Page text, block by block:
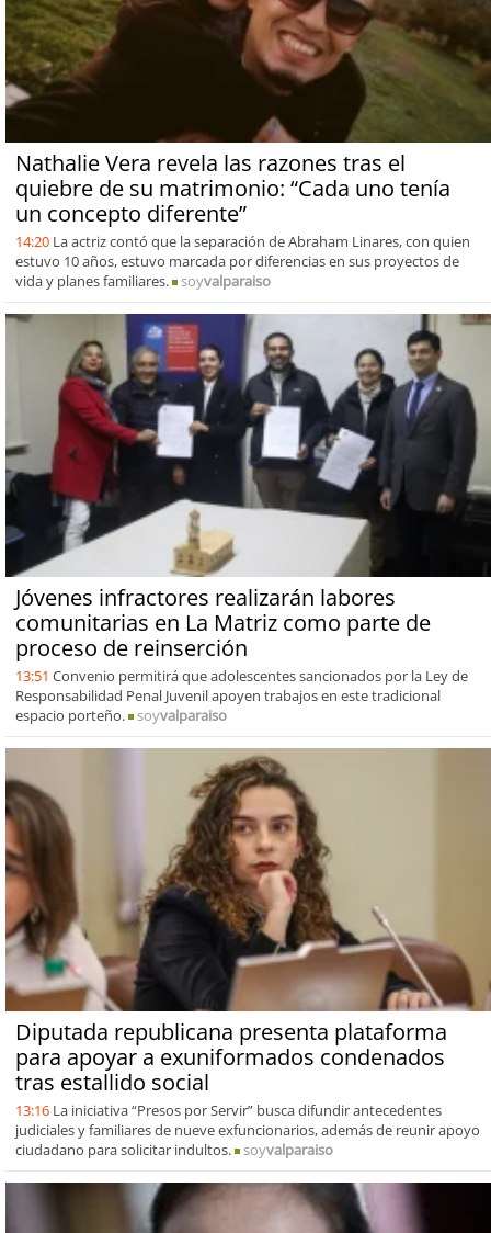
Nathalie Vera revela las razones tras el
quiebre de su matrimonio: “Cada uno tenía
un concepto diferente”
14:20 La actriz contó que la separación de Abraham Linares, con quien
estuvo 10 años, estuvo marcada por diferencias en sus proyectos de
vida y planes familiares.
soyvalparaiso
Jóvenes infractores realizarán labores
comunitarias en La Matriz como parte de
proceso de reinserción
13:51 Convenio permitirá que adolescentes sancionados por la Ley de
Responsabilidad Penal Juvenil apoyen trabajos en este tradicional
espacio porteño.
soyvalparaiso
Diputada republicana presenta plataforma
para apoyar a exuniformados condenados
tras estallido social
13:16 La iniciativa “Presos por Servir” busca difundir antecedentes
judiciales y familiares de nueve exfuncionarios, además de reunir apoyo
ciudadano para solicitar indultos.
soyvalparaiso